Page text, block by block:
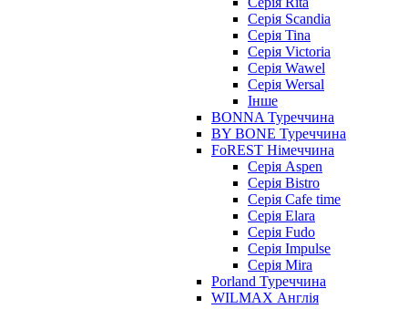
Серія Scandia
Серія Tina
Серія Victoria
Серія Wawel
Серія Wersal
Інше
BONNA Туреччина
BY BONE Туреччина
FoREST Німеччина
Серія Aspen
Серія Bistro
Серія Cafe time
Серія Elara
Серія Fudo
Серія Impulse
Серія Mira
Porland Туреччина
WILMAX Англія